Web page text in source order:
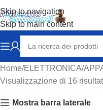
Skip to navigation
Skip to main content
Home ELETTRONICA
Visualizzazione di 16
Mostra barra laterale